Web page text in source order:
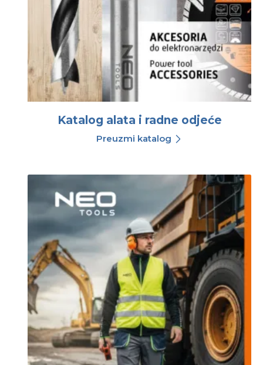
Katalog alata i radne odjeće
Preuzmi katalog